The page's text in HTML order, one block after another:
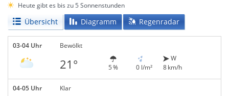
Heute gibt es bis zu 5 Sonnenstunden
Übersicht Diagramm Regenradar
03-04 Uhr Bewölkt
21° 5 % 0 l/m²
W
8 km/h
04-05 Uhr Klar